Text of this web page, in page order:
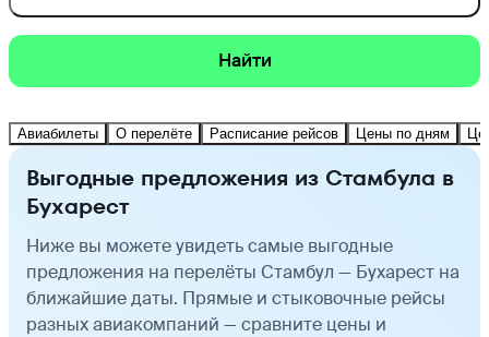
Найти
Авиабилеты О перелёте Расписание рейсов Цены по дням
Выгодные предложения из Стамбула в
Бухарест
Ниже вы можете увидеть самые выгодные
предложения на перелёты Стамбул — Бухарест на
ближайшие даты. Прямые и стыковочные рейсы
разных авиакомпаний — сравните цены и